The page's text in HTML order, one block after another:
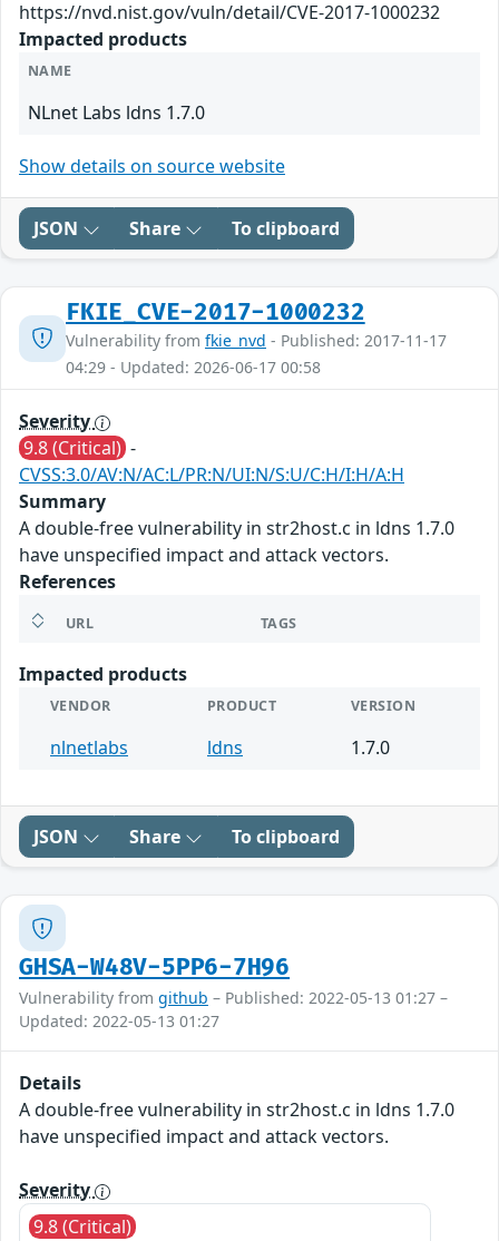
https://nvd.nist.gov/vuln/detail/CVE-2017-1000232
Impacted products
NAME
NLnet Labs ldns 1.7.0
Show details on source website
JSON Share To clipboard
FKIE_CVE-2017-1000232
Vulnerability from fkie_nvd - Published: 2017-11-17
04:29 - Updated: 2026-06-17 00:58
Severity
9.8 (Critical) -
CVSS:3.0/AV:N/AC:L/PR:N/UI:N/S:U/C:H/I:H/A:H
Summary
A double-free vulnerability in str2host.c in ldns 1.7.0
have unspecified impact and attack vectors.
References
URL TAGS
Impacted products
VENDOR PRODUCT VERSION
nlnetlabs ldns 1.7.0
JSON Share To clipboard
GHSA-W48V-5PP6-7H96
Vulnerability from github – Published: 2022-05-13 01:27 –
Updated: 2022-05-13 01:27
Details
A double-free vulnerability in str2host.c in ldns 1.7.0
have unspecified impact and attack vectors.
Severity
9.8 (Critical)